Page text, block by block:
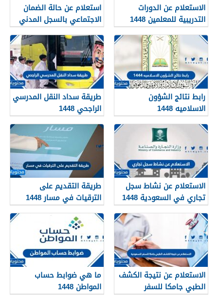
الاستعلام عن الدورات
التدريبية للمعلمين 1448
استعلام عن حالة الضمان
الاجتماعي بالسجل المدني
1448
رابط نتائج الشؤون
الاسلاميه 1448
طريقة سداد النقل المدرسي
الراجحي 1448
الاستعلام عن نشاط سجل
تجاري في السعودية 1448
طريقة التقديم على
الترقيات في مسار 1448
الاستعلام عن نتيجة الكشف
الطبي جامكا للسفر
ما هي ضوابط حساب
المواطن 1448